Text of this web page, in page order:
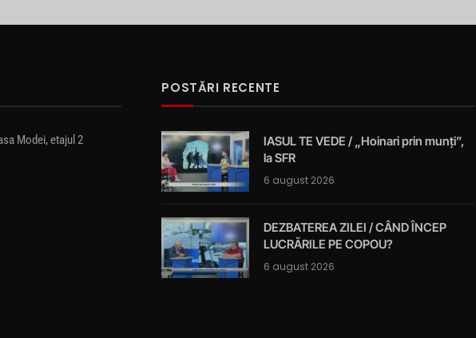
Modei, etajul 2
POSTĂRI RECENTE
IASUL TE VEDE / „Hoinari prin munți”,
la SFR
6 august 2026
DEZBATEREA ZILEI / CÂND ÎNCEP
LUCRĂRILE PE COPOU?
6 august 2026